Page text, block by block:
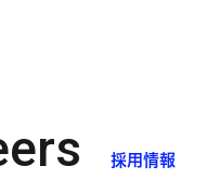
採用情報